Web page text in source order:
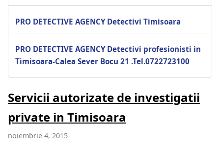
PRO DETECTIVE AGENCY Detectivi Timisoara
PRO DETECTIVE AGENCY Detectivi profesionisti in
Timisoara-Calea Sever Bocu 21 .Tel.0722723100
Servicii autorizate de investigatii
private in Timisoara
noiembrie 4, 2015